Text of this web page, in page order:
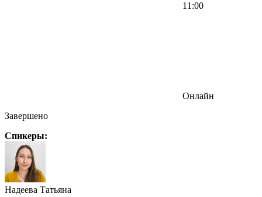
11:00
Онлайн
Завершено
Спикеры:
Надеева Татьяна